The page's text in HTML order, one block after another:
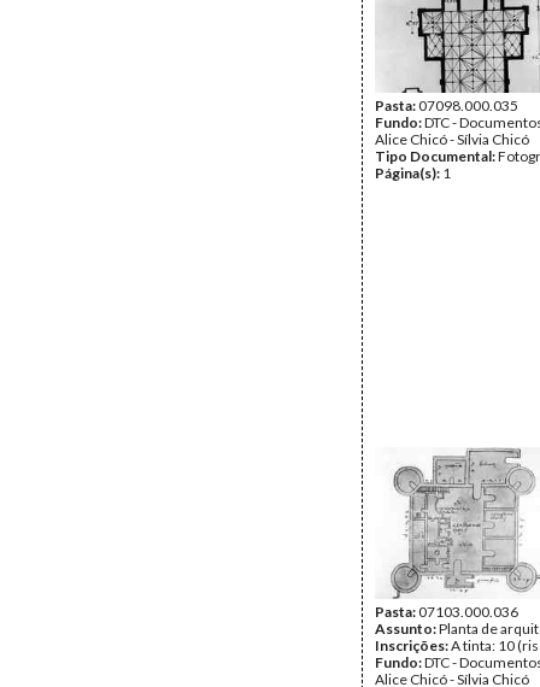
Pasta:07098.000.035
Fundo:DTC -
Alice Chicó - Sílvia Chicó
Tipo Documental:
Página(s): 1
Pasta:07103.000.036
Assunto:Planta de
Inscrições:A tinta: 10
Fundo:DTC -
Alice Chicó - Sílvia Chicó